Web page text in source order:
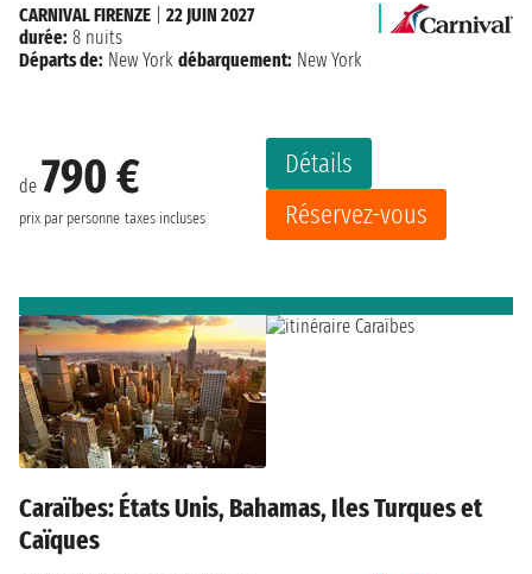
de 790 €
prix par personne taxes incluses
Détails
Réservez-vous
CARNIVAL FIRENZE
22 JUIN 2027
durée: 8 nuits
Départs de: New York débarquement: New York
Caraïbes: États Unis, Bahamas, Iles Turques et
Caïques